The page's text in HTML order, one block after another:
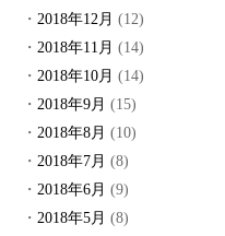
2018年12月 (12)
2018年11月 (14)
2018年10月 (14)
2018年9月 (15)
2018年8月 (10)
2018年7月 (8)
2018年6月 (9)
2018年5月 (8)